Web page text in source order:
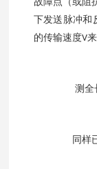
下发送脉冲和
的传输速度V
测全
同样